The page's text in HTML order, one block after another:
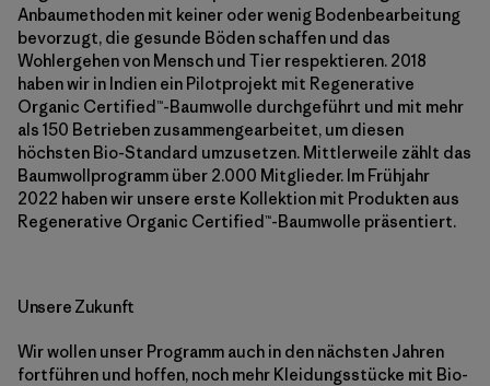
Anbaumethoden mit keiner oder wenig Bodenbearbeitung
bevorzugt, die gesunde Böden schaffen und das
Wohlergehen von Mensch und Tier respektieren. 2018
haben wir in Indien ein Pilotprojekt mit Regenerative
Organic Certified™-Baumwolle durchgeführt und mit mehr
als 150 Betrieben zusammengearbeitet, um diesen
höchsten Bio-Standard umzusetzen. Mittlerweile zählt das
Baumwollprogramm über 2.000 Mitglieder. Im Frühjahr
2022 haben wir unsere erste Kollektion mit Produkten aus
Regenerative Organic Certified™-Baumwolle präsentiert.
Unsere Zukunft
Wir wollen unser Programm auch in den nächsten Jahren
fortführen und hoffen, noch mehr Kleidungsstücke mit Bio-